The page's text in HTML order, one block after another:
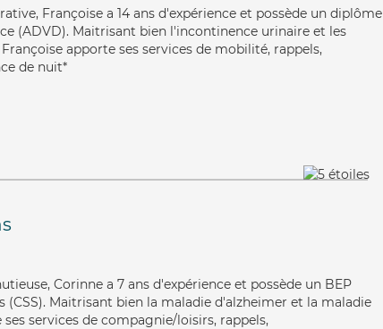
Françoise a 14 ans d'expérience et possède un diplôme
(ADVD). Maitrisant bien l'incontinence urinaire et les
apporte ses services de mobilité, rappels,
de nuit*
Corinne a 7 ans d'expérience et possède un BEP
(CSS). Maitrisant bien la maladie d'alzheimer et la maladie
services de compagnie/loisirs, rappels,